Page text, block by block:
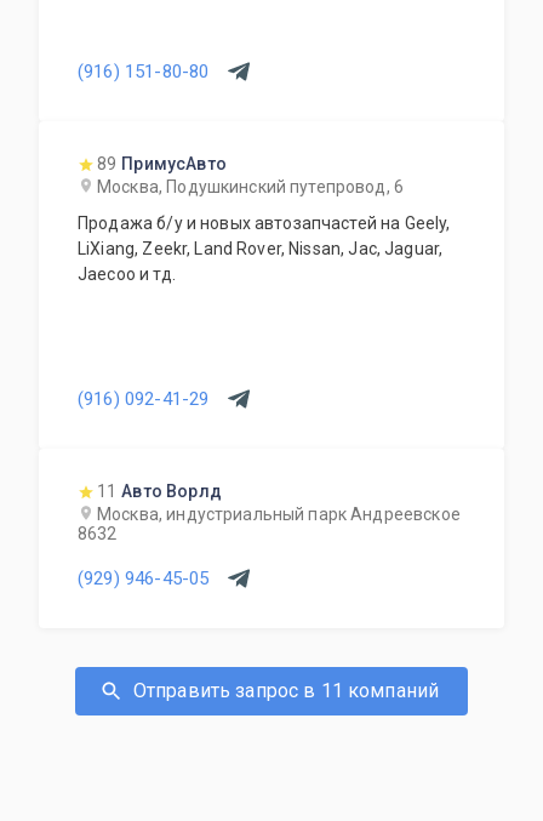
(916) 151-80-80
89 ПримусАвто
Москва, Подушкинский путепровод, 6
Продажа б/у и новых автозапчастей на Geely,
LiXiang, Zeekr, Land Rover, Nissan, Jac, Jaguar,
Jaecoo и тд.
(916) 092-41-29
11 Авто Ворлд
Москва, индустриальный парк Андреевское
8632
(929) 946-45-05
Отправить запрос в 11 компаний